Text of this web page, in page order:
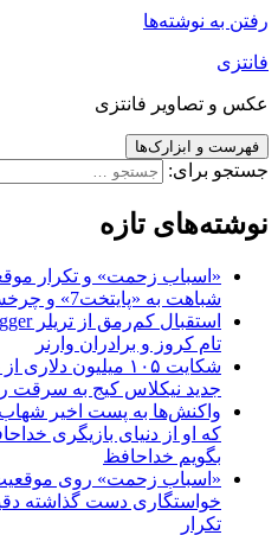
رفتن به نوشته‌ها
فانتزی
عکس و تصاویر فانتزی
فهرست و ابزارک‌ها
جستجو برای:
نوشته‌های تازه
«اسباب زحمت» و تکرار
شباهت به «پایتخت7» و چرخش بر مدار تکرار
تام کروز و برادران وارنر
شکایت ۱۰۵ میلیون
جدید نیکلاس کیج به سرقت
واکنش‌ها به پست اخیر
که او از دنیای بازیگری
بگویم خداحافظ
«اسباب زحمت» روی موقعیت
تکرار